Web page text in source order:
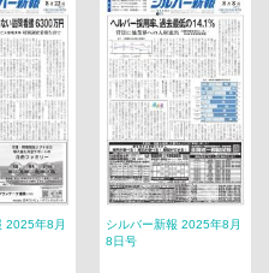
2025年8月
シルバー新報 2025年8月
8日号